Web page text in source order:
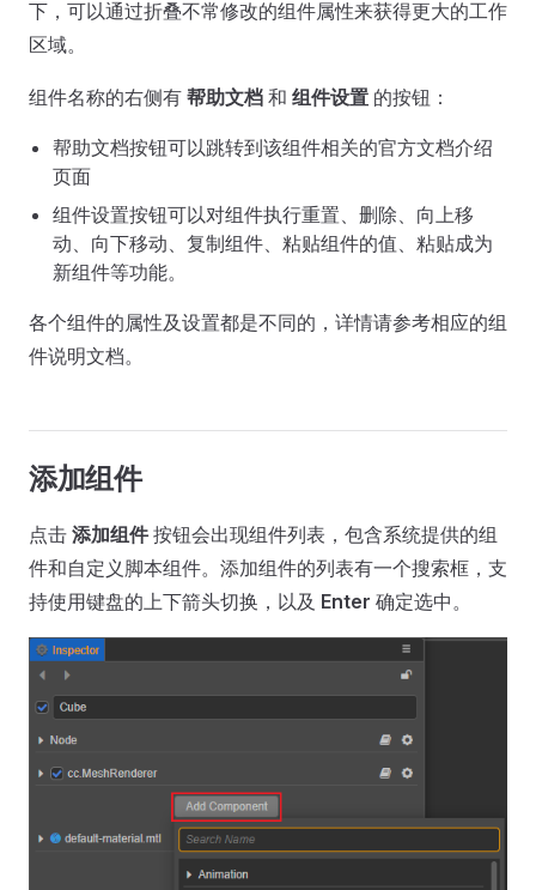
下，可以通过折叠不常修改的组件属性来获得更大的工作
区域。
组件名称的右侧有 帮助文档 和 组件设置 的按钮：
帮助文档按钮可以跳转到该组件相关的官方文档介绍
页面
组件设置按钮可以对组件执行重置、删除、向上移
动、向下移动、复制组件、粘贴组件的值、粘贴成为
新组件等功能。
各个组件的属性及设置都是不同的，详情请参考相应的组
件说明文档。
添加组件
点击 添加组件按钮会出现组件列表，包含系统提供的组
件和自定义脚本组件。添加组件的列表有一个搜索框，支
持使用键盘的上下箭头切换，以及 Enter 确定选中。